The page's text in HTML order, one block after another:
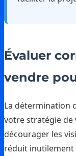
Évaluer
vendre
La détermination
votre stratégie de
décourager les
réduit inutilement